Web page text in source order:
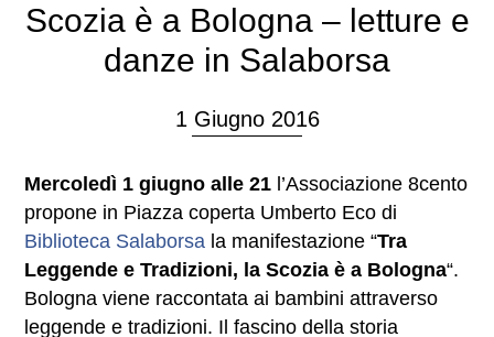
Scozia è a Bologna – letture e
danze in Salaborsa
1 Giugno 2016
Mercoledì 1 giugno alle 21 l’Associazione 8cento
propone in Piazza coperta Umberto Eco di
Biblioteca Salaborsa la manifestazione “Tra
Leggende e Tradizioni, la Scozia è a Bologna“.
Bologna viene raccontata ai bambini attraverso
leggende e tradizioni. Il fascino della storia